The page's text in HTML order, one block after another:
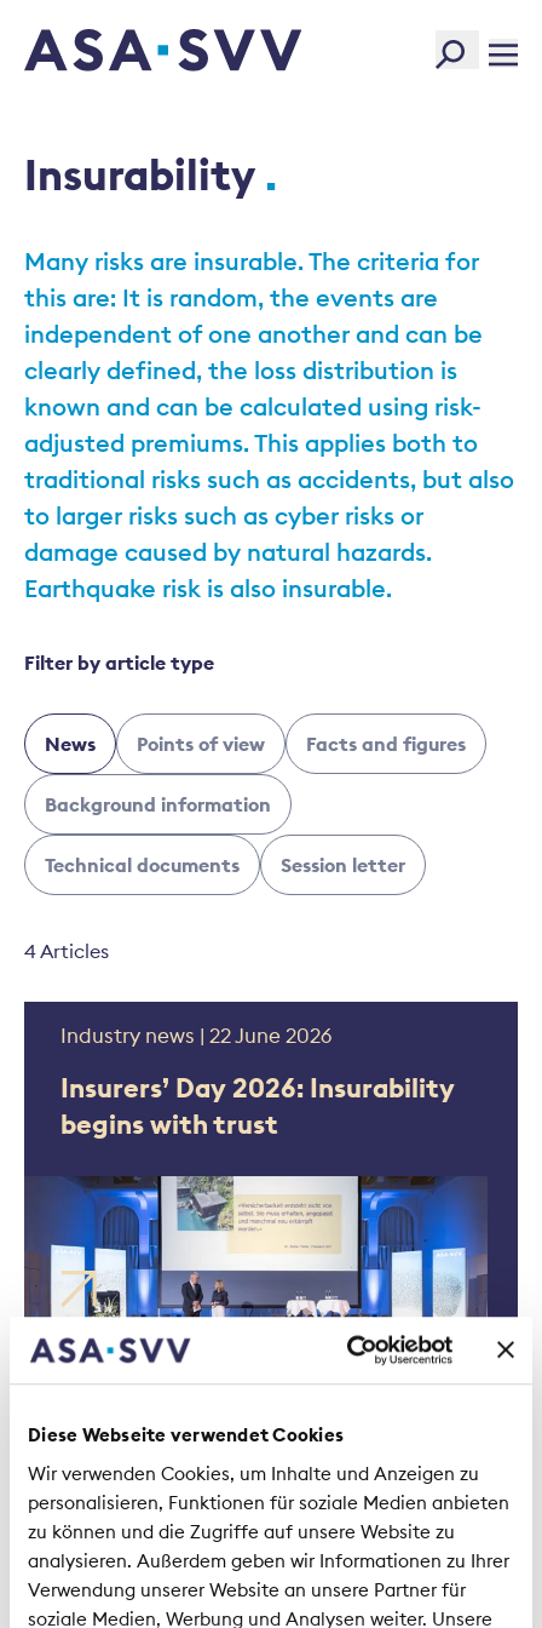
Diese Webseite verwendet Cookies
Wir verwenden Cookies, um Inhalte und Anzeigen zu
personalisieren, Funktionen für soziale Medien anbieten
zu können und die Zugriffe auf unsere Website zu
analysieren. Außerdem geben wir Informationen zu Ihrer
Verwendung unserer Website an unsere Partner für
soziale Medien, Werbung und Analysen weiter. Unsere
SVV Logo
Insurability
Many risks are insurable. The criteria for
this are: It is random, the events are
independent of one another and can be
clearly defined, the loss distribution is
known and can be calculated using risk-
adjusted premiums. This applies both to
traditional risks such as accidents, but also
to larger risks such as cyber risks or
damage caused by natural hazards.
Earthquake risk is also insurable.
Filter by article type
News Points of view Facts and figures
Background information
Technical documents Session letter
4 Articles
Industry news | 22 June 2026
Insurers’ Day 2026: Insurability
begins with trust
Media releases | 19 June 2026
Insurability as a basis for
resilience and stability